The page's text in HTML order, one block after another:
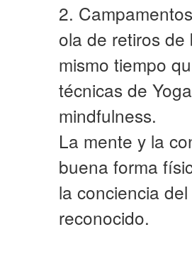
2.
ola de retiros
mismo tiempo
técnicas de
mindfulness.
La mente y la
buena forma
la conciencia
reconocido.